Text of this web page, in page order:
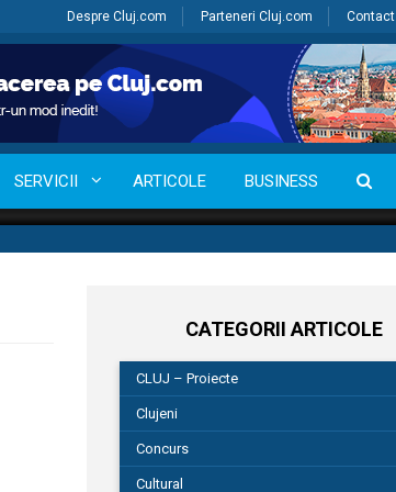
Despre Cluj.com Parteneri Cluj.com Contact
SERVICII ARTICOLE BUSINESS
CATEGORII ARTICOLE
CLUJ – Proiecte
Clujeni
Concurs
Cultural